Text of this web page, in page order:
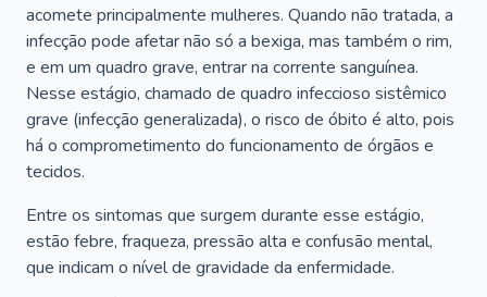
acomete principalmente mulheres. Quando não tratada, a
infecção pode afetar não só a bexiga, mas também o rim,
e em um quadro grave, entrar na corrente sanguínea.
Nesse estágio, chamado de quadro infeccioso sistêmico
grave (infecção generalizada), o risco de óbito é alto, pois
há o comprometimento do funcionamento de órgãos e
tecidos.
Entre os sintomas que surgem durante esse estágio,
estão febre, fraqueza, pressão alta e confusão mental,
que indicam o nível de gravidade da enfermidade.